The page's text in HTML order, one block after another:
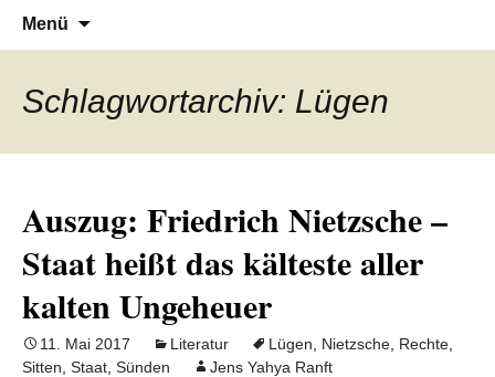
Al-Adala.de
Denn die Gerechtigkeit ist die Grundlage
von allem
Menü
Schlagwortarchiv: Lügen
Auszug: Friedrich Nietzsche –
Staat heißt das kälteste aller
kalten Ungeheuer
11. Mai 2017 Literatur Lügen Nietzsche Rechte
Sitten Staat Sünden Jens Yahya Ranft